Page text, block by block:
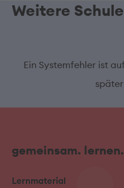
Weitere
Ein Systemfehler ist
gemeinsam.
Lernmaterial